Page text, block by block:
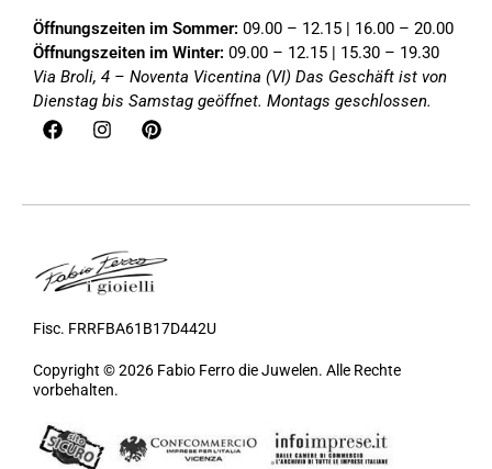
Öffnungszeiten im Sommer: 09.00 – 12.15 | 16.00 – 20.00
Öffnungszeiten im Winter: 09.00 – 12.15 | 15.30 – 19.30
Via Broli, 4 – Noventa Vicentina (VI) Das Geschäft ist von
Dienstag bis Samstag geöffnet. Montags geschlossen.
Fisc. FRRFBA61B17D442U
Copyright © 2026 Fabio Ferro die Juwelen. Alle Rechte
vorbehalten.